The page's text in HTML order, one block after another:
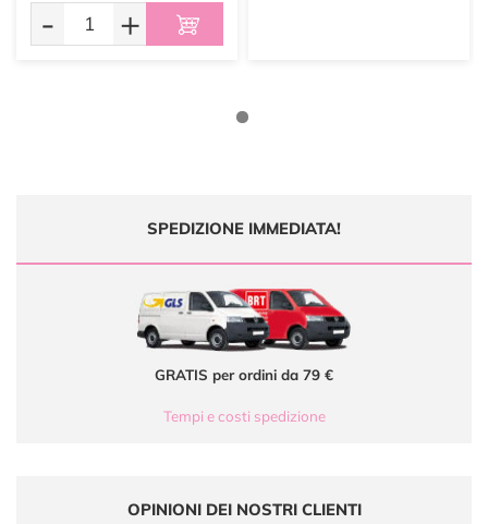
- +
SPEDIZIONE IMMEDIATA!
GRATIS per ordini da 79 €
Tempi e costi spedizione
OPINIONI DEI NOSTRI CLIENTI